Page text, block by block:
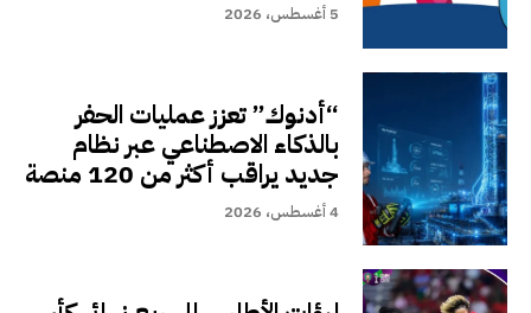
5 أغسطس، 2026
“أدنوك” تعزز عمليات الحفر
بالذكاء الاصطناعي عبر نظام
جديد يراقب أكثر من 120 منصة
4 أغسطس، 2026